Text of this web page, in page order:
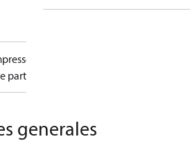
parts
generales